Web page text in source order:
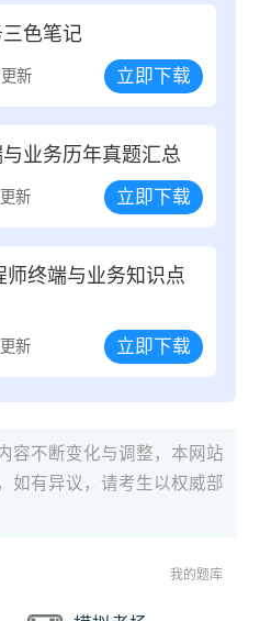
色笔记
新 立即下载
业务历年真题汇总
新 立即下载
终端与业务知识点
新 立即下载
容不断变化与调整，本网站
如有异议，请考生以权威部
我的题库